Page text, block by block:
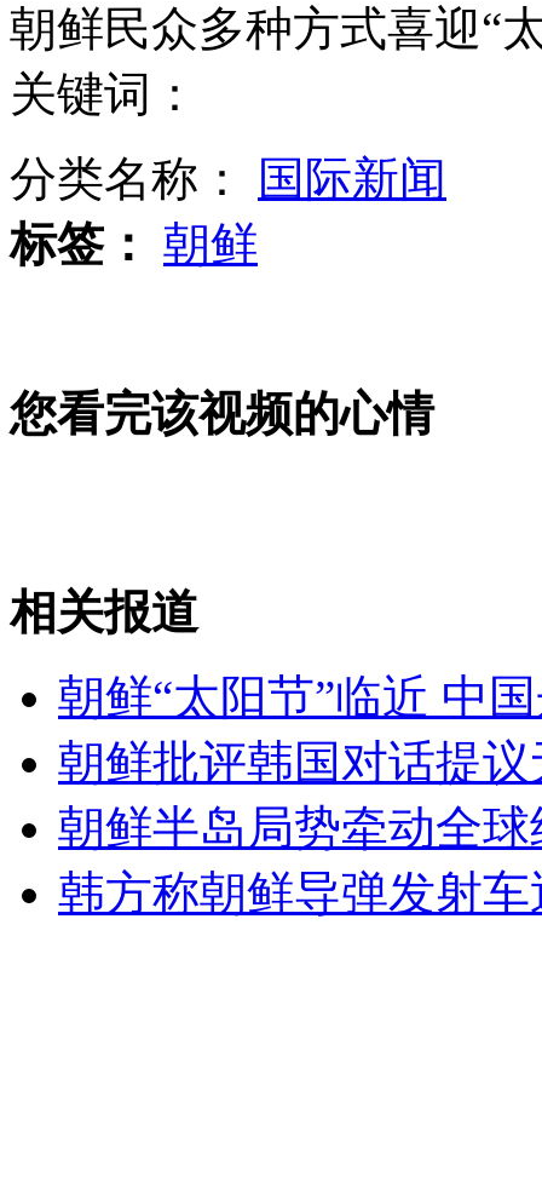
河南人感染H7N9发病地启动信息日报告制度
粤纠风办暗访:乡镇多部门无人上班门卫处赌钱
揭秘H7N9禽流感病毒研判过程
山西运城恶犬咬伤多人 警民合力深夜将其击毙
女孩北京地铁殴打老人 痛下狠手拳打脚踢
无痛分娩是否安全 医生回应
外交部：反对强权政治霸凌主义
朝鲜民众多种方式喜迎“
关键词：
分类名称：
国际新闻
标签： 朝鲜
您看完该视频的心情
相关报道
朝鲜“太阳节”临近 中
朝鲜批评韩国对话提
朝鲜半岛局势牵动全
韩方称朝鲜导弹发射